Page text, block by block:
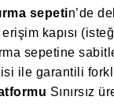
sepetin’de
kapısı
sepetine
ile garantili
Sınırsız